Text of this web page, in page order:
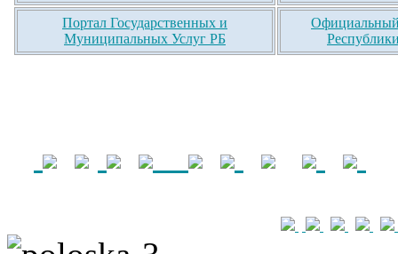
Портал Государственных и
Муниципальных Услуг РБ
Официальный